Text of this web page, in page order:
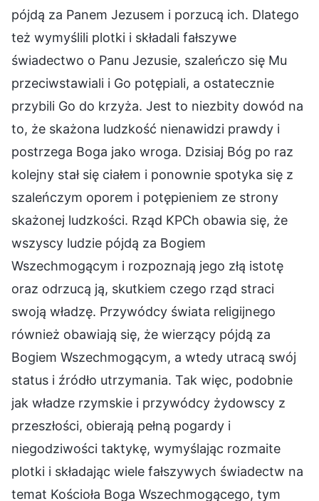
pójdą za Panem Jezusem i porzucą ich. Dlatego
też wymyślili plotki i składali fałszywe
świadectwo o Panu Jezusie, szaleńczo się Mu
przeciwstawiali i Go potępiali, a ostatecznie
przybili Go do krzyża. Jest to niezbity dowód na
to, że skażona ludzkość nienawidzi prawdy i
postrzega Boga jako wroga. Dzisiaj Bóg po raz
kolejny stał się ciałem i ponownie spotyka się z
szaleńczym oporem i potępieniem ze strony
skażonej ludzkości. Rząd KPCh obawia się, że
wszyscy ludzie pójdą za Bogiem
Wszechmogącym i rozpoznają jego złą istotę
oraz odrzucą ją, skutkiem czego rząd straci
swoją władzę. Przywódcy świata religijnego
również obawiają się, że wierzący pójdą za
Bogiem Wszechmogącym, a wtedy utracą swój
status i źródło utrzymania. Tak więc, podobnie
jak władze rzymskie i przywódcy żydowscy z
przeszłości, obierają pełną pogardy i
niegodziwości taktykę, wymyślając rozmaite
plotki i składając wiele fałszywych świadectw na
temat Kościoła Boga Wszechmogącego, tym